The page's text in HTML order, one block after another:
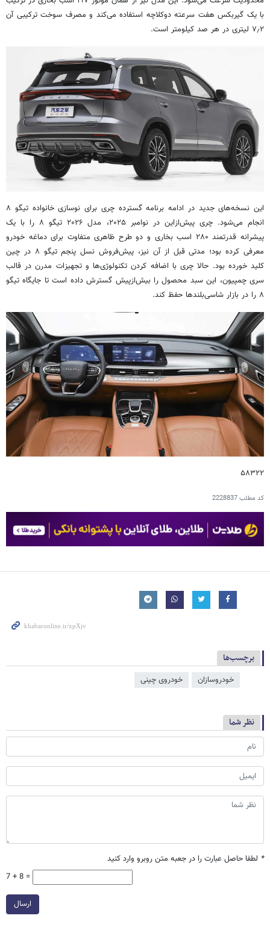
با یک گیربکس هفت سرعته دوکلاچه استفاده می‌کند و مصرف سوخت ترکیبی آن
۷٫۲ لیتری در هر صد کیلومتر است.
این نسخه‌های جدید در ادامه برنامه گسترده چری برای نوسازی خانواده تیگو ۸
انجام می‌شود. چری پیش‌ازاین در نوامبر ۲۰۲۵، مدل ۲۰۲۶ تیگو ۸ را با یک
پیشرانه قدرتمند ۲۸۰ اسب بخاری و دو طرح ظاهری متفاوت برای دماغه خودرو
معرفی کرده بود؛ مدتی قبل از آن نیز، پیش‌فروش نسل پنجم تیگو ۸ در چین
کلید خورده بود. حالا چری با اضافه کردن تکنولوژی‌ها و تجهیزات مدرن در قالب
سری چمپیون، این سبد محصول را بیش‌ازپیش گسترش داده است تا جایگاه تیگو
۸ را در بازار شاسی‌بلندها حفظ کند.
۵۸۳۲۲
کد مطلب2228837
برچسب‌ها
خودروسازان خودروی چینی
نظر شما
* لطفا حاصل عبارت را در جعبه متن روبرو وارد کنید
7 + 8 =
ارسال